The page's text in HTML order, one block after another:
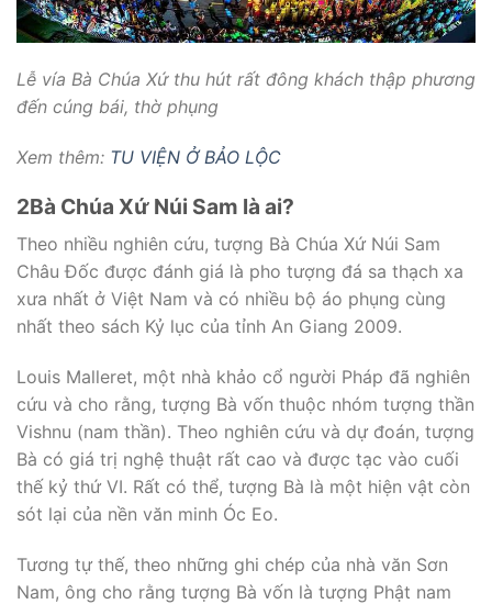
Lễ vía Bà Chúa Xứ thu hút rất đông khách thập phương
đến cúng bái, thờ phụng
Xem thêm: TU VIỆN Ở BẢO LỘC
2Bà Chúa Xứ Núi Sam là ai?
Theo nhiều nghiên cứu, tượng Bà Chúa Xứ Núi Sam
Châu Đốc được đánh giá là pho tượng đá sa thạch xa
xưa nhất ở Việt Nam và có nhiều bộ áo phụng cùng
nhất theo sách Kỷ lục của tỉnh An Giang 2009.
Louis Malleret, một nhà khảo cổ người Pháp đã nghiên
cứu và cho rằng, tượng Bà vốn thuộc nhóm tượng thần
Vishnu (nam thần). Theo nghiên cứu và dự đoán, tượng
Bà có giá trị nghệ thuật rất cao và được tạc vào cuối
thế kỷ thứ VI. Rất có thể, tượng Bà là một hiện vật còn
sót lại của nền văn minh Óc Eo.
Tương tự thế, theo những ghi chép của nhà văn Sơn
Nam, ông cho rằng tượng Bà vốn là tượng Phật nam